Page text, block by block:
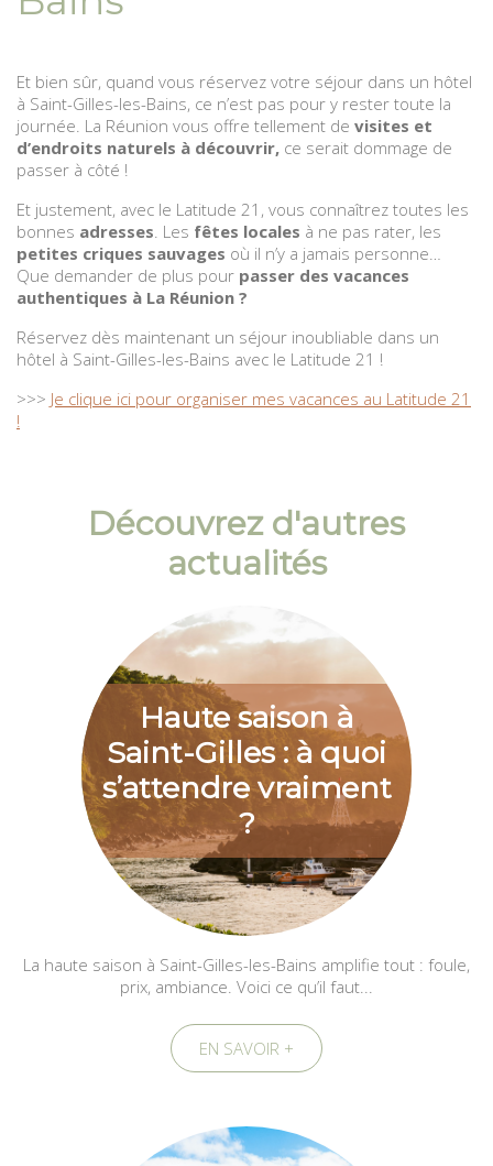
Et bien sûr, quand vous réservez votre séjour dans un hôtel
à Saint-Gilles-les-Bains, ce n’est pas pour y rester toute la
journée. La Réunion vous offre tellement de visites et
d’endroits naturels à découvrir, ce serait dommage de
passer à côté !
Et justement, avec le Latitude 21, vous connaîtrez toutes les
bonnes adresses . Les fêtes locales à ne pas rater, les
petites criques sauvages où il n’y a jamais personne…
Que demander de plus pour passer des vacances
authentiques à La Réunion ?
Réservez dès maintenant un séjour inoubliable dans un
hôtel à Saint-Gilles-les-Bains avec le Latitude 21 !
>>> Je clique ici pour organiser mes vacances au Latitude 21
!
Découvrez d'autres
actualités
Haute saison à
Saint-Gilles : à quoi
s’attendre vraiment
?
La haute saison à Saint-Gilles-les-Bains amplifie tout : foule,
prix, ambiance. Voici ce qu’il faut...
EN SAVOIR +